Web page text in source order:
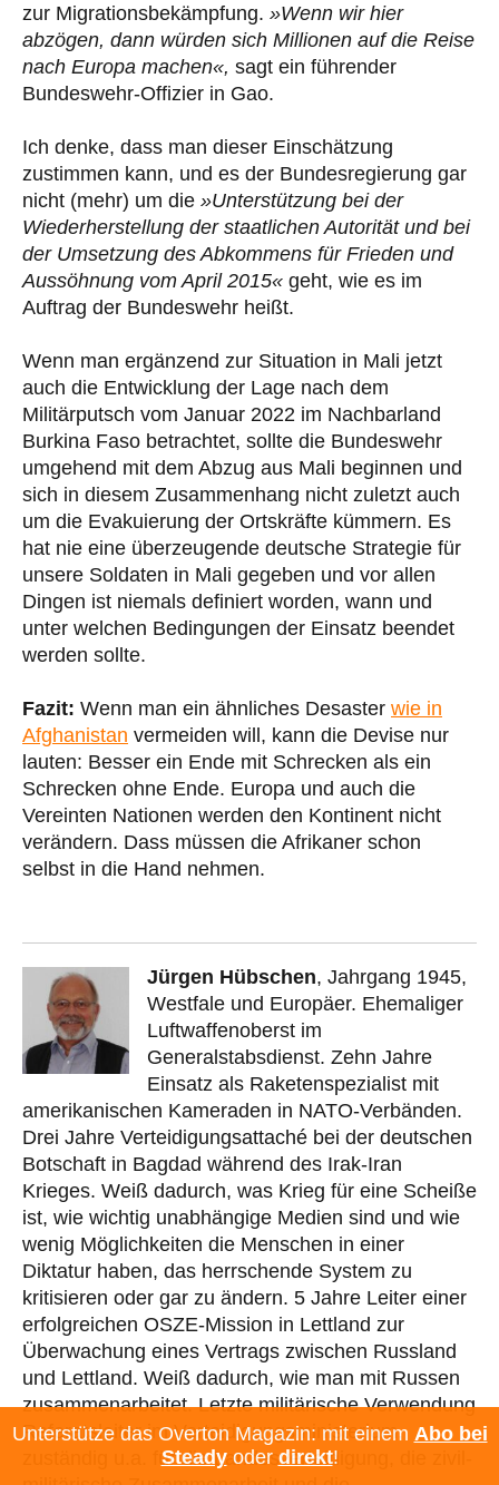
zur Migrationsbekämpfung. »Wenn wir hier
abzögen, dann würden sich Millionen auf die Reise
nach Europa machen«, sagt ein führender
Bundeswehr-Offizier in Gao.
Ich denke, dass man dieser Einschätzung
zustimmen kann, und es der Bundesregierung gar
nicht (mehr) um die »Unterstützung bei der
Wiederherstellung der staatlichen Autorität und bei
der Umsetzung des Abkommens für Frieden und
Aussöhnung vom April 2015« geht, wie es im
Auftrag der Bundeswehr heißt.
Wenn man ergänzend zur Situation in Mali jetzt
auch die Entwicklung der Lage nach dem
Militärputsch vom Januar 2022 im Nachbarland
Burkina Faso betrachtet, sollte die Bundeswehr
umgehend mit dem Abzug aus Mali beginnen und
sich in diesem Zusammenhang nicht zuletzt auch
um die Evakuierung der Ortskräfte kümmern. Es
hat nie eine überzeugende deutsche Strategie für
unsere Soldaten in Mali gegeben und vor allen
Dingen ist niemals definiert worden, wann und
unter welchen Bedingungen der Einsatz beendet
werden sollte.
Fazit: Wenn man ein ähnliches Desaster wie in
Afghanistan vermeiden will, kann die Devise nur
lauten: Besser ein Ende mit Schrecken als ein
Schrecken ohne Ende. Europa und auch die
Vereinten Nationen werden den Kontinent nicht
verändern. Dass müssen die Afrikaner schon
selbst in die Hand nehmen.
Jürgen Hübschen, Jahrgang 1945,
Westfale und Europäer. Ehemaliger
Luftwaffenoberst im
Generalstabsdienst. Zehn Jahre
Einsatz als Raketenspezialist mit
amerikanischen Kameraden in NATO-Verbänden.
Drei Jahre Verteidigungsattaché bei der deutschen
Botschaft in Bagdad während des Irak-Iran
Krieges. Weiß dadurch, was Krieg für eine Scheiße
ist, wie wichtig unabhängige Medien sind und wie
wenig Möglichkeiten die Menschen in einer
Diktatur haben, das herrschende System zu
kritisieren oder gar zu ändern. 5 Jahre Leiter einer
erfolgreichen OSZE-Mission in Lettland zur
Überwachung eines Vertrags zwischen Russland
und Lettland. Weiß dadurch, wie man mit Russen
zusammenarbeitet. Letzte militärische Verwendung
Referatsleiter im Verteidigungsministerium,
zuständig u.a. für die Landesverteidigung, die zivil-
Unterstütze das Overton Magazin: mit einem Abo bei
Steadyoder direkt!